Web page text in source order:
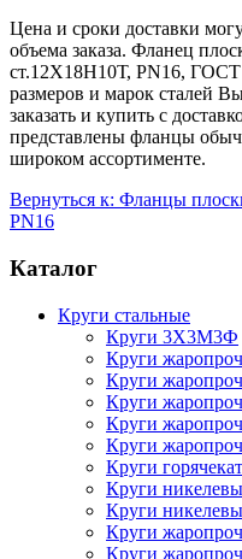
Цена и сроки доставки
объема заказа. Фланец
ст.12Х18Н10Т, PN16, ГОСТ
размеров и марок сталей
заказать и купить с
представлены фланцы
широком ассортименте.
Вернуться к: Фланцы
PN16
Каталог
Круги стальные
Круги 3Х3М3Ф
Круги
Круги
Круги
Круги
Круги
Круги
Круги
Круги
Круги
Круги